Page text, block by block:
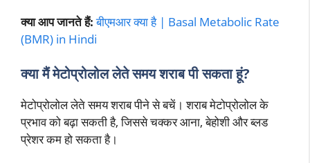
क्या आप जानते हैं:बीएमआर क्या है | Basal Metabolic Rate
(BMR) in Hindi
क्या मैं मेटोप्रोलोल लेते समय शराब पी सकता हूं?
मेटोप्रोलोल लेते समय शराब पीने से बचें। शराब मेटोप्रोलोल के
प्रभाव को बढ़ा सकती है, जिससे चक्कर आना, बेहोशी और ब्लड
प्रेशर कम हो सकता है।